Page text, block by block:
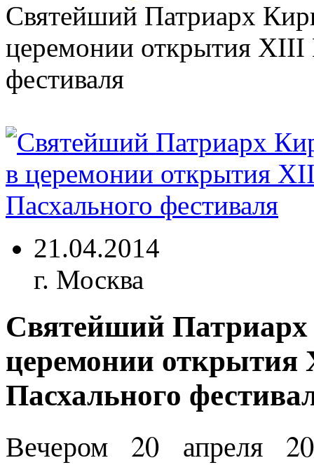
Святейший Патриарх
церемонии открытия XIII
фестиваля
21.04.2014
г. Москва
Святейший
церемонии
Пасхального
Вечером 20 апреля